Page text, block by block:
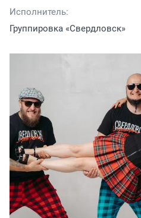
Исполнитель:
Группировка «Свердловск»